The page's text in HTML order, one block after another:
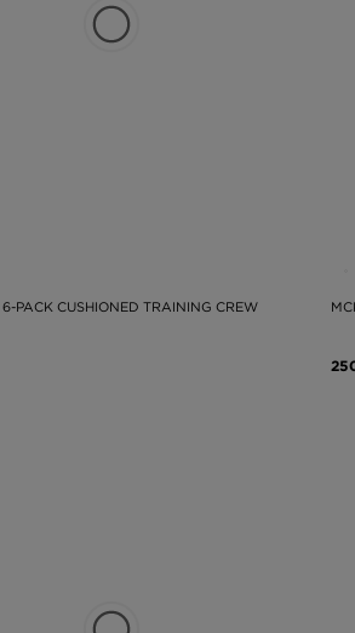
teniskám, volné péřové bundě a...
Nike, Jordan, adidas, McKenzie a
PACK CUSHIONED TRAINING CREW